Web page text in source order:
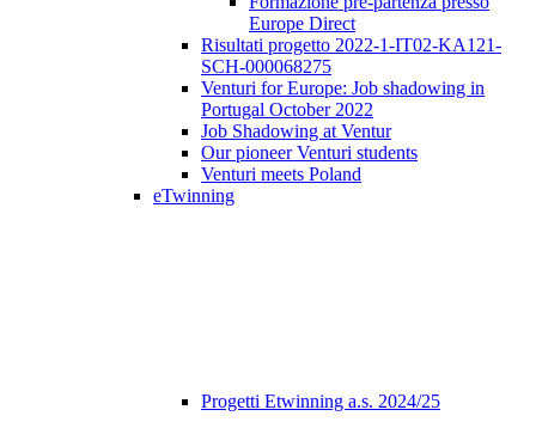
Europe Direct
Risultati progetto 2022-1-IT02-KA121-
SCH-000068275
Venturi for Europe: Job shadowing in
Portugal October 2022
Job Shadowing at Ventur
Our pioneer Venturi students
Venturi meets Poland
eTwinning
Progetti Etwinning a.s. 2024/25